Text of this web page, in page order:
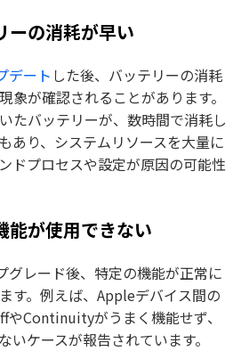
ーの消耗が早い
デート した後、バッテリーの消耗
象が確認されることがあります。
たバッテリーが、数時間で消耗し
あり、システムリソースを大量に
ドプロセスや設定が原因の可能性
能が使用できない
グレード後、特定の機能が正常に
す。例えば、Appleデバイス間の
Continuityがうまく機能せず、
いケースが報告されています。